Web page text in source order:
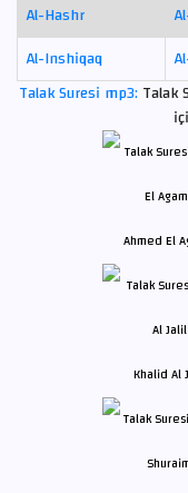
Al-Hashr
Al-Inshiqaq
Talak Suresi mp3: Talak
Ahmed El
Khalid Al